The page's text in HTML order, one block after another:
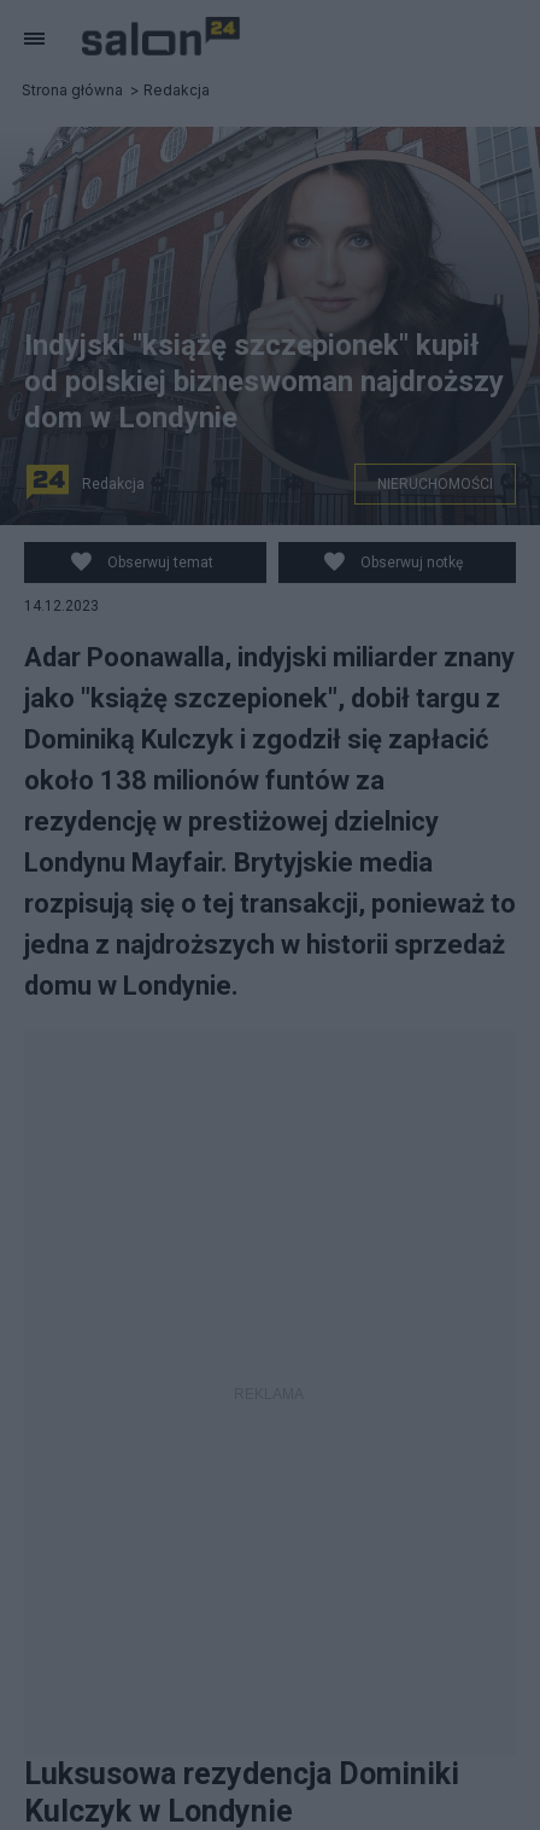
Strona główna Redakcja
fot. Wikipedia/Facebook/Canva
Indyjski "książę szczepionek" kupił
od polskiej bizneswoman najdroższy
dom w Londynie
Redakcja NIERUCHOMOŚCI
Obserwuj temat Obserwuj notkę
14.12.2023
Adar Poonawalla, indyjski miliarder znany
jako "książę szczepionek", dobił targu z
Dominiką Kulczyk i zgodził się zapłacić
około 138 milionów funtów za
rezydencję w prestiżowej dzielnicy
Londynu Mayfair. Brytyjskie media
rozpisują się o tej transakcji, ponieważ to
jedna z najdroższych w historii sprzedaż
domu w Londynie.
Luksusowa rezydencja Dominiki
Kulczyk w Londynie